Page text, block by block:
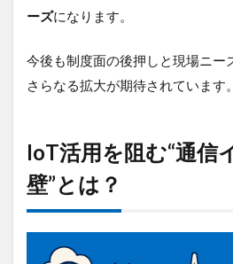
が
支え
る通
信手
合わ
せ
5.2
れ
ーズになります。
今後も制度面の後押しと現場ニー
さらなる拡大が期待されています。
IoT活用を阻む“通信
壁”とは？